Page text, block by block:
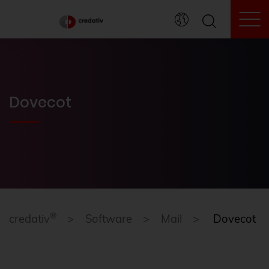
Dovecot
credativ ® Software Mail Dovecot